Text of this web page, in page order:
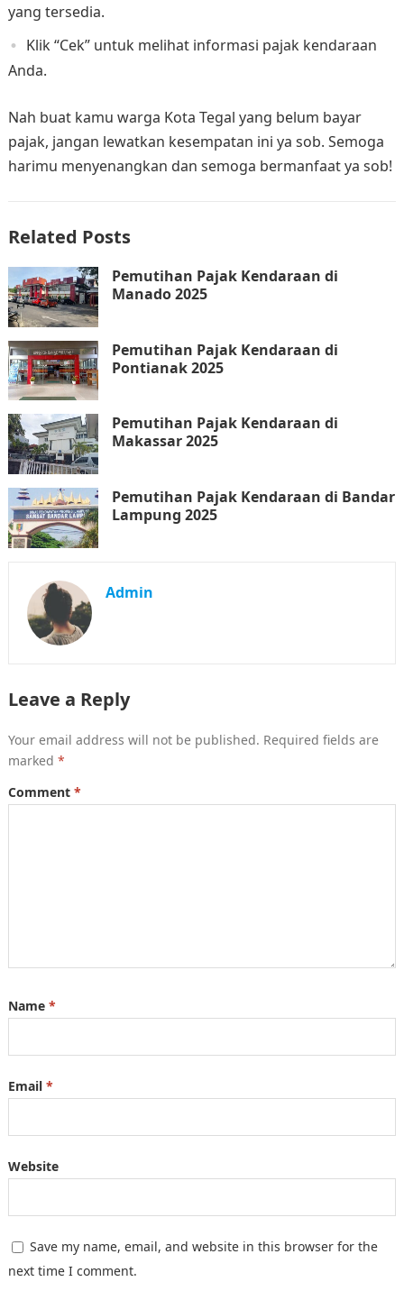
yang tersedia.
Klik “Cek” untuk melihat informasi pajak kendaraan
Anda.
Nah buat kamu warga Kota Tegal yang belum bayar
pajak, jangan lewatkan kesempatan ini ya sob. Semoga
harimu menyenangkan dan semoga bermanfaat ya sob!
Related Posts
Pemutihan Pajak Kendaraan di
Manado 2025
Pemutihan Pajak Kendaraan di
Pontianak 2025
Pemutihan Pajak Kendaraan di
Makassar 2025
Pemutihan Pajak Kendaraan di Bandar
Lampung 2025
Admin
Leave a Reply
Your email address will not be published. Required fields are
marked *
Comment *
Name *
Email *
Website
Save my name, email, and website in this browser for the
next time I comment.